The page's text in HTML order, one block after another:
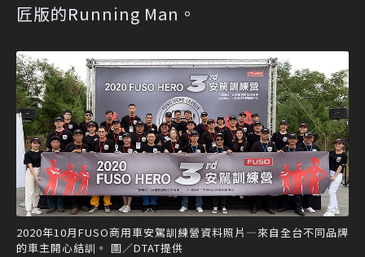
匠版的Running Man。
2020年10月FUSO商用車安駕訓練營資料照片—來自全台不同品牌
的車主開心結訓。 圖／DTAT提供